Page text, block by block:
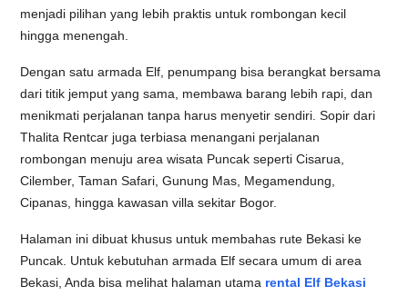
menjadi pilihan yang lebih praktis untuk rombongan kecil
hingga menengah.
Dengan satu armada Elf, penumpang bisa berangkat bersama
dari titik jemput yang sama, membawa barang lebih rapi, dan
menikmati perjalanan tanpa harus menyetir sendiri. Sopir dari
Thalita Rentcar juga terbiasa menangani perjalanan
rombongan menuju area wisata Puncak seperti Cisarua,
Cilember, Taman Safari, Gunung Mas, Megamendung,
Cipanas, hingga kawasan villa sekitar Bogor.
Halaman ini dibuat khusus untuk membahas rute Bekasi ke
Puncak. Untuk kebutuhan armada Elf secara umum di area
Bekasi, Anda bisa melihat halaman utama rental Elf Bekasi